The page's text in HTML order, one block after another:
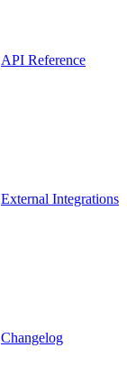
API Reference
External Integrations
Changelog